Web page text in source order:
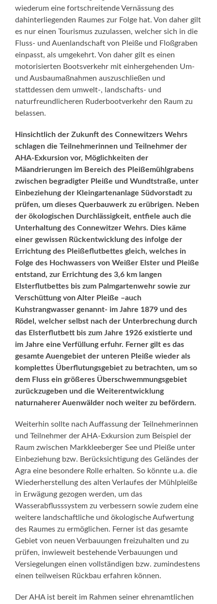
wiederum eine fortschreitende Vernässung des
dahinterliegenden Raumes zur Folge hat. Von daher gilt
es nur einen Tourismus zuzulassen, welcher sich in die
Fluss- und Auenlandschaft von Pleiße und Floßgraben
einpasst, als umgekehrt. Von daher gilt es einen
motorisierten Bootsverkehr mit einhergehenden Um-
und Ausbaumaßnahmen auszuschließen und
stattdessen dem umwelt-, landschafts- und
naturfreundlicheren Ruderbootverkehr den Raum zu
belassen.
Hinsichtlich der Zukunft des Connewitzers Wehrs
schlagen die Teilnehmerinnen und Teilnehmer der
AHA-Exkursion vor, Möglichkeiten der
Mäandrierungen im Bereich des Pleißemühlgrabens
zwischen begradigter Pleiße und Wundtstraße, unter
Einbeziehung der Kleingartenanlage Südvorstadt zu
prüfen, um dieses Querbauwerk zu erübrigen. Neben
der ökologischen Durchlässigkeit, entfiele auch die
Unterhaltung des Connewitzer Wehrs. Dies käme
einer gewissen Rückentwicklung des infolge der
Errichtung des Pleißeflutbettes gleich, welches in
Folge des Hochwassers von Weißer Elster und Pleiße
entstand, zur Errichtung des 3,6 km langen
Elsterflutbettes bis zum Palmgartenwehr sowie zur
Verschüttung von Alter Pleiße –auch
Kuhstrangwasser genannt- im Jahre 1879 und des
Rödel, welcher selbst nach der Unterbrechung durch
das Elsterflutbett bis zum Jahre 1926 existierte und
im Jahre eine Verfüllung erfuhr. Ferner gilt es das
gesamte Auengebiet der unteren Pleiße wieder als
komplettes Überflutungsgebiet zu betrachten, um so
dem Fluss ein größeres Überschwemmungsgebiet
zurückzugeben und die Weiterentwicklung
naturnaherer Auenwälder noch weiter zu befördern.
Weiterhin sollte nach Auffassung der Teilnehmerinnen
und Teilnehmer der AHA-Exkursion zum Beispiel der
Raum zwischen Markkleeberger See und Pleiße unter
Einbeziehung bzw. Berücksichtigung des Geländes der
Agra eine besondere Rolle erhalten. So könnte u.a. die
Wiederherstellung des alten Verlaufes der Mühlpleiße
in Erwägung gezogen werden, um das
Wasserabflusssystem zu verbessern sowie zudem eine
weitere landschaftliche und ökologische Aufwertung
des Raumes zu ermöglichen. Ferner ist das gesamte
Gebiet von neuen Verbauungen freizuhalten und zu
prüfen, inwieweit bestehende Verbauungen und
Versiegelungen einen vollständigen bzw. zumindestens
einen teilweisen Rückbau erfahren können.
Der AHA ist bereit im Rahmen seiner ehrenamtlichen